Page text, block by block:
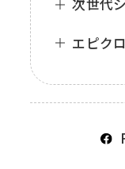
次世代
エピク